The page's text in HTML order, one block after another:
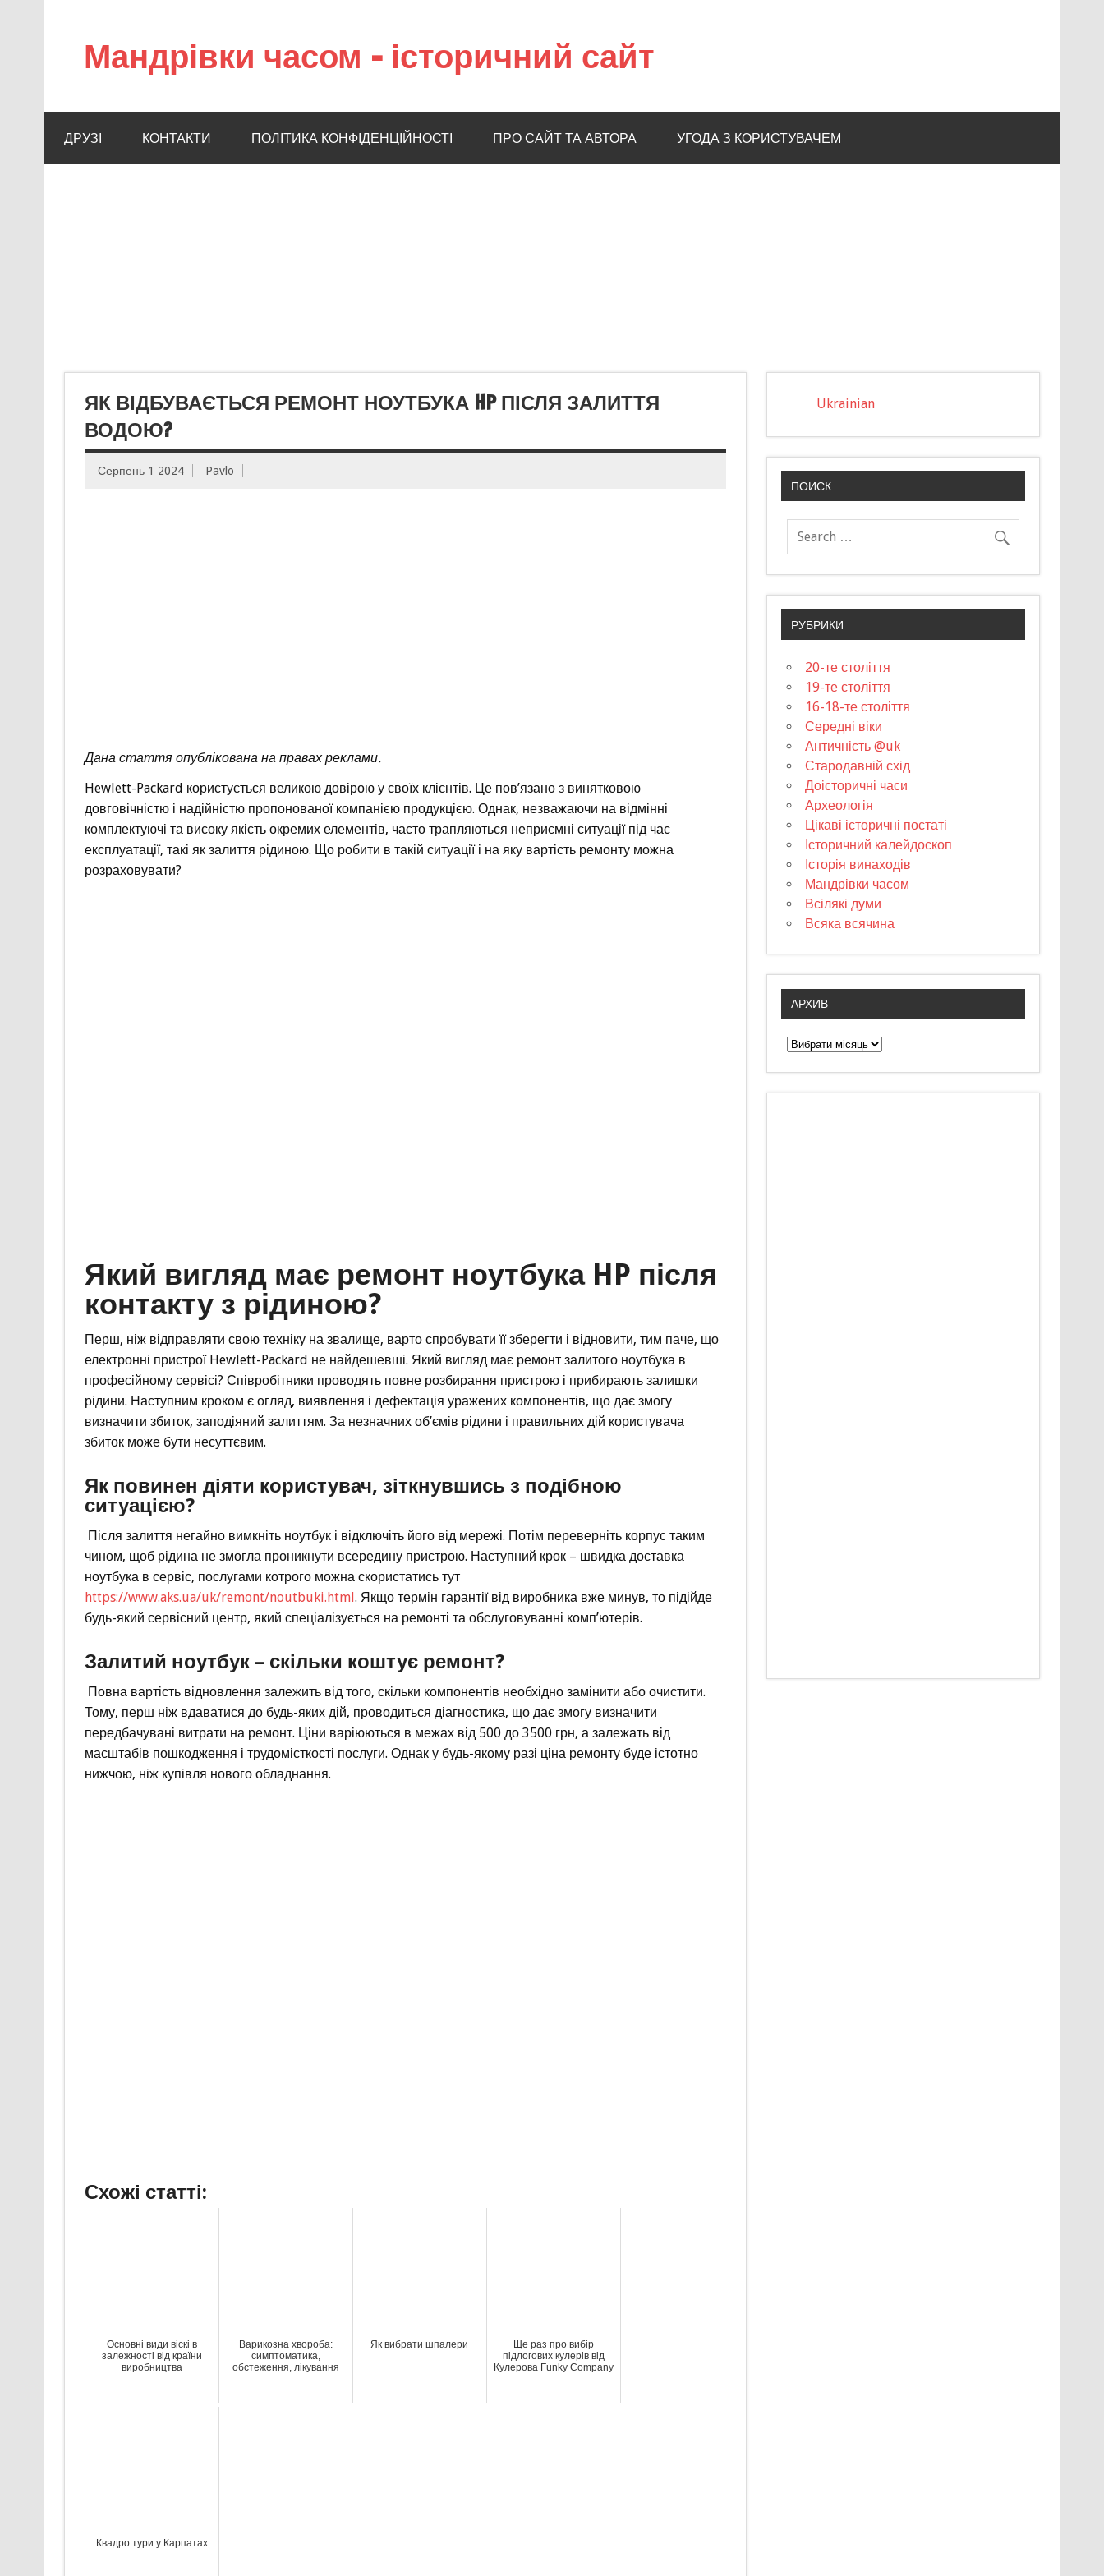
Мандрівки часом – історичний сайт
ДРУЗІ КОНТАКТИ ПОЛІТИКА КОНФІДЕНЦІЙНОСТІ ПРО САЙТ ТА АВТОРА УГОДА З КОРИСТУВАЧЕМ
ЯК ВІДБУВАЄТЬСЯ РЕМОНТ НОУТБУКА HP ПІСЛЯ ЗАЛИТТЯ
ВОДОЮ?
Серпень 1 2024 Pavlo
Дана стаття опублікована на правах реклами.
Hewlett-Packard користується великою довірою у своїх клієнтів. Це пов’язано з винятковою
довговічністю і надійністю пропонованої компанією продукцією. Однак, незважаючи на відмінні
комплектуючі та високу якість окремих елементів, часто трапляються неприємні ситуації під час
експлуатації, такі як залиття рідиною. Що робити в такій ситуації і на яку вартість ремонту можна
розраховувати?
Який вигляд має ремонт ноутбука HP після
контакту з рідиною?
Перш, ніж відправляти свою техніку на звалище, варто спробувати її зберегти і відновити, тим паче, що
електронні пристрої Hewlett-Packard не найдешевші. Який вигляд має ремонт залитого ноутбука в
професійному сервісі? Співробітники проводять повне розбирання пристрою і прибирають залишки
рідини. Наступним кроком є огляд, виявлення і дефектація уражених компонентів, що дає змогу
визначити збиток, заподіяний залиттям. За незначних об’ємів рідини і правильних дій користувача
збиток може бути несуттєвим.
Як повинен діяти користувач, зіткнувшись з подібною
ситуацією?
Після залиття негайно вимкніть ноутбук і відключіть його від мережі. Потім переверніть корпус таким
чином, щоб рідина не змогла проникнути всередину пристрою. Наступний крок – швидка доставка
ноутбука в сервіс, послугами котрого можна скористатись тут
https://www.aks.ua/uk/remont/noutbuki.html . Якщо термін гарантії від виробника вже минув, то підійде
будь-який сервісний центр, який спеціалізується на ремонті та обслуговуванні комп’ютерів.
Залитий ноутбук – скільки коштує ремонт?
Повна вартість відновлення залежить від того, скільки компонентів необхідно замінити або очистити.
Тому, перш ніж вдаватися до будь-яких дій, проводиться діагностика, що дає змогу визначити
передбачувані витрати на ремонт. Ціни варіюються в межах від 500 до 3500 грн, а залежать від
масштабів пошкодження і трудомісткості послуги. Однак у будь-якому разі ціна ремонту буде істотно
нижчою, ніж купівля нового обладнання.
Схожі статті:
Основні види віскі в
залежності від країни
виробництва
Варикозна хвороба:
симптоматика,
обстеження, лікування
Як вибрати шпалери
Ще раз про вибір
підлогових кулерів від
Кулерова Funky Company
Квадро тури у Карпатах
Ukrainian
ПОИСК
РУБРИКИ
20-те століття
19-те століття
16-18-те століття
Середні віки
Античність @uk
Стародавній схід
Доісторичні часи
Археологія
Цікаві історичні постаті
Історичний калейдоскоп
Історія винаходів
Мандрівки часом
Всілякі думи
Всяка всячина
АРХИВ
А
р
х
в